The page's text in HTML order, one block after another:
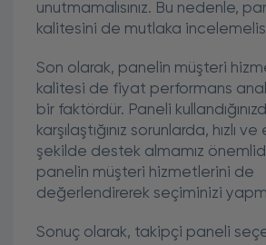
unutmamalısınız. Bu nedenle,
kalitesini de mutlaka
Son olarak, panelin müşteri
kalitesi de fiyat performans
bir faktördür. Paneli
karşılaştığınız sorunlarda, hızlı
şekilde destek almamız
panelin müşteri hizmetlerini de
değerlendirerek seçiminizi
Sonuç olarak, takipçi paneli